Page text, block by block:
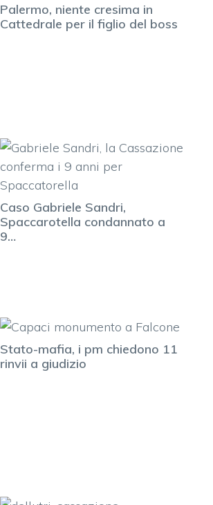
Palermo, niente cresima in
Cattedrale per il figlio del boss
Caso Gabriele Sandri,
Spaccarotella condannato a
9…
Stato-mafia, i pm chiedono 11
rinvii a giudizio